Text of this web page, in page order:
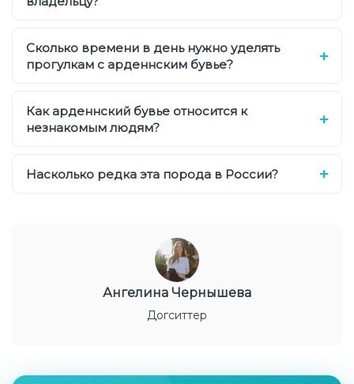
Сколько времени в день нужно уделять
прогулкам с арденнским бувье?
Как арденнский бувье относится к
незнакомым людям?
Насколько редка эта порода в России?
Ангелина Чернышева
Догситтер